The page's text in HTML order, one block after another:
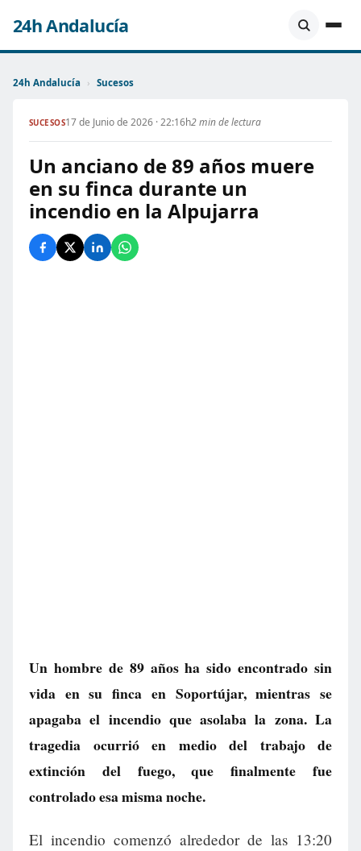
24h Andalucía
24h Andalucía › Sucesos
SUCESOS17 de Junio de 2026 · 22:16h2 min de lectura
Un anciano de 89 años muere
en su finca durante un
incendio en la Alpujarra
Un hombre de 89 años ha sido encontrado sin
vida en su finca en Soportújar, mientras se
apagaba el incendio que asolaba la zona. La
tragedia ocurrió en medio del trabajo de
extinción del fuego, que finalmente fue
controlado esa misma noche.
El incendio comenzó alrededor de las 13:20